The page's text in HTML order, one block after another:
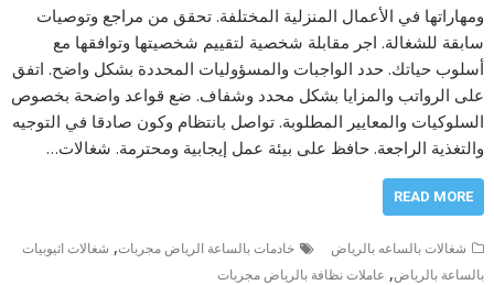
ومهاراتها في الأعمال المنزلية المختلفة. تحقق من مراجع وتوصيات
سابقة للشغالة. اجر مقابلة شخصية لتقييم شخصيتها وتوافقها مع
أسلوب حياتك. حدد الواجبات والمسؤوليات المحددة بشكل واضح. اتفق
على الرواتب والمزايا بشكل محدد وشفاف. ضع قواعد واضحة بخصوص
السلوكيات والمعايير المطلوبة. تواصل بانتظام وكون صادقا في التوجيه
والتغذية الراجعة. حافظ على بيئة عمل إيجابية ومحترمة. شغالات…
READ MORE
شغالات بالساعه بالرياض خادمات بالساعة الرياض مجربات, شغالات اثيوبيات
بالساعة بالرياض, عاملات نظافة بالرياض مجربات